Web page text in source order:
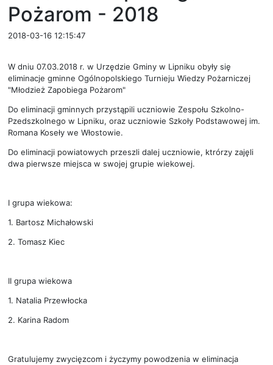
Pożarom - 2018
2018-03-16 12:15:47
W dniu 07.03.2018 r. w Urzędzie Gminy w Lipniku obyły się
eliminacje gminne Ogólnopolskiego Turnieju Wiedzy Pożarniczej
"Młodzież Zapobiega Pożarom"
Do eliminacji gminnych przystąpili uczniowie Zespołu Szkolno-
Pzedszkolnego w Lipniku, oraz uczniowie Szkoły Podstawowej im.
Romana Koseły we Włostowie.
Do eliminacji powiatowych przeszli dalej uczniowie, ktrórzy zajęli
dwa pierwsze miejsca w swojej grupie wiekowej.
I grupa wiekowa:
1. Bartosz Michałowski
2. Tomasz Kiec
II grupa wiekowa
1. Natalia Przewłocka
2. Karina Radom
Gratulujemy zwycięzcom i życzymy powodzenia w eliminacja